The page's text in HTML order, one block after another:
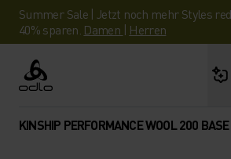
Summer Sale | Jetzt noch mehr Styles
40% sparen. Damen | Herren
Odlo
KINSHIP PERFORMANCE WOOL 200